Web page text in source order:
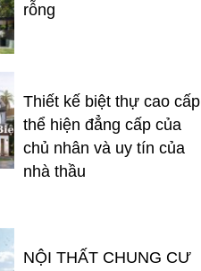
rỗng
Thiết kế biệt thự cao cấp
thể hiện đẳng cấp của
chủ nhân và uy tín của
nhà thầu
NỘI THẤT CHUNG CƯ